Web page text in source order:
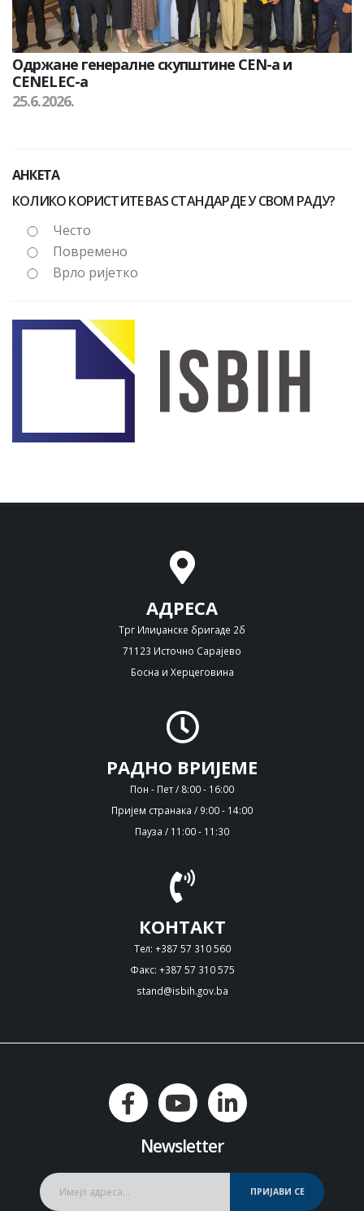
Одржане генералне скупштине CEN-а и
CENELEC-а
25.6.2026.
АНКЕТА
КОЛИКО КОРИСТИТЕ BAS СТАНДАРДЕ У СВОМ РАДУ?
Често
Повремено
Врло ријетко
АДРЕСА
Трг Илиџанске бригаде 2б
71123 Источно Сарајево
Босна и Херцеговина
РАДНО ВРИЈЕМЕ
Пон - Пет / 8:00 - 16:00
Пријем странака / 9:00 - 14:00
Пауза / 11:00 - 11:30
КОНТАКТ
Тел: +387 57 310 560
Факс: +387 57 310 575
stand@isbih.gov.ba
Newsletter
ПРИЈАВИ СЕ